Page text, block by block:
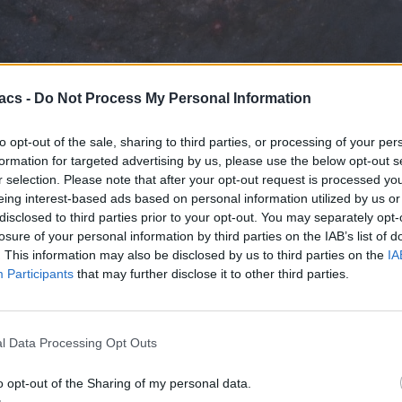
- Do Not Process My Personal Information
opt-out of the sale, sharing to third parties, or processing of your
for targeted advertising by us, please use the below opt-out
selection. Please note that after your opt-out request is processed
interest-based ads based on personal information utilized by us
to third parties prior to your opt-out. You may separately
of your personal information by third parties on the IAB’s list of
This information may also be disclosed by us to third parties on the
Participants that may further disclose it to other third parties.
Data Processing Opt Outs
opt-out of the Sharing of my personal data.
ενέργεια φαινόμενα που παρατηρούνται στο σύμπαν. Αυτά τα
καθώς η ύλη σπειροειδώς εισέρχεται στην έντονη βαρυτική
προκειμένου να μπορέσουν να κατανοήσουν τα μυστικά που
απαραίτητη για τη δοκιμή του καθιερωμένου μοντέλου
σκόνης, οι οποίες κυριαρχούν στην ανατροφοδότηση των AGN.
πληροφορίες είναι ο γαλαξίας NGC 1068. Αυτός ο
σημαντικά στην ανάπτυξη του καθιερωμένου μοντέλου